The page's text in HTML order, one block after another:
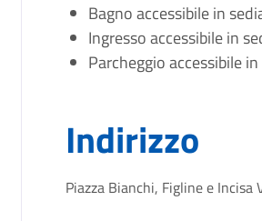
Bagno accessibile in
Ingresso accessibile in
Parcheggio accessibile
Indirizzo
Piazza Bianchi, Figline e Incisa